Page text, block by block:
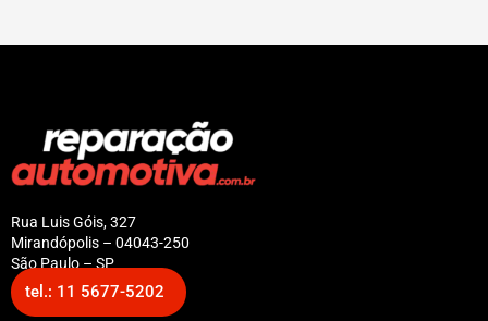
Rua Luis Góis, 327
Mirandópolis – 04043-250
São Paulo – SP
tel.: 11 5677-5202